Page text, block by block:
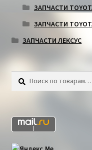
ЗАПЧАСТИ
ЗАПЧАСТИ
ЗАПЧАСТИ ЛЕКСУС
Искать:
Поиск